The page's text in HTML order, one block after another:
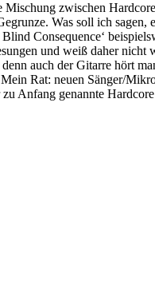
zwischen
Was soll ich
Consequence‘
und weiß daher
auch der Gitarre hört
Rat: neuen Sänger/
Anfang genannte